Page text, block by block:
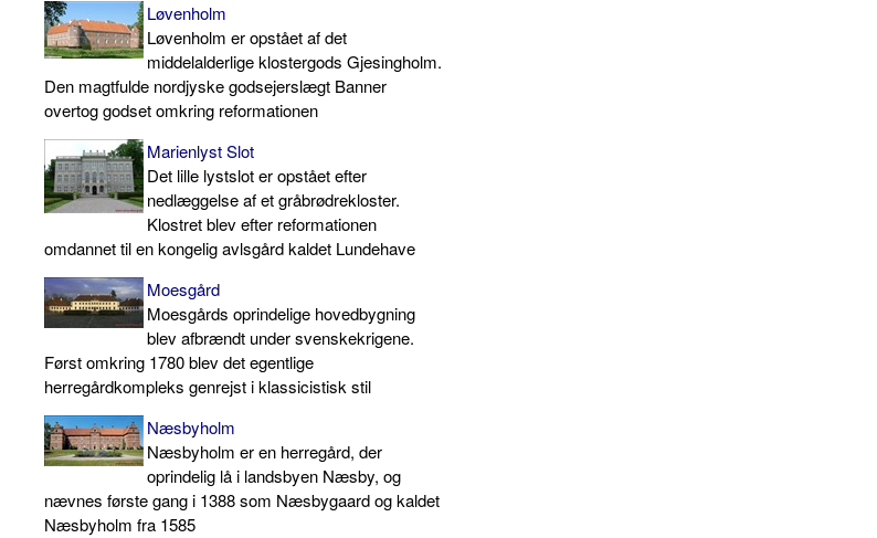
Løvenholm
Løvenholm er opstået af det
middelalderlige klostergods Gjesingholm.
Den magtfulde nordjyske godsejerslægt Banner
overtog godset omkring reformationen
Marienlyst Slot
Det lille lystslot er opstået efter
nedlæggelse af et gråbrødrekloster.
Klostret blev efter reformationen
omdannet til en kongelig avlsgård kaldet Lundehave
Moesgård
Moesgårds oprindelige hovedbygning
blev afbrændt under svenskekrigene.
Først omkring 1780 blev det egentlige
herregårdkompleks genrejst i klassicistisk stil
Næsbyholm
Næsbyholm er en herregård, der
oprindelig lå i landsbyen Næsby, og
nævnes første gang i 1388 som Næsbygaard og kaldet
Næsbyholm fra 1585